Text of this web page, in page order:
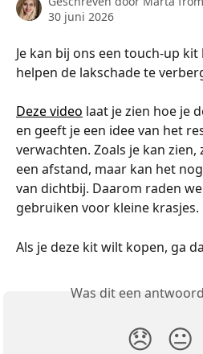
30 juni 2026
Je kan bij ons een touch-up
helpen de lakschade te
Deze video laat je zien hoe je
en geeft je een idee van het
verwachten. Zoals je kan
een afstand, maar kan het
van dichtbij. Daarom raden
gebruiken voor kleine krasjes.
Als je deze kit wilt kopen, ga
Was dit een
😞 😐